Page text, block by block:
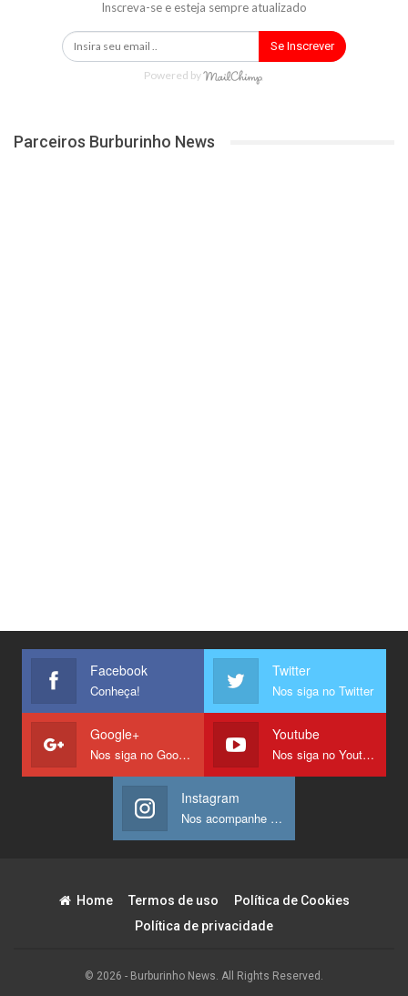
Inscreva-se e esteja sempre atualizado
Se Inscrever
Powered by
Parceiros Burburinho News
Facebook
Conheça!
Twitter
Nos siga no Twitter
Google+
Nos siga no Google +
Youtube
Nos siga no Youtube
Instagram
Nos acompanhe no Instagram
Home Termos de uso
Política de Cookies
Política de privacidade
© 2026 - Burburinho News. All Rights Reserved.